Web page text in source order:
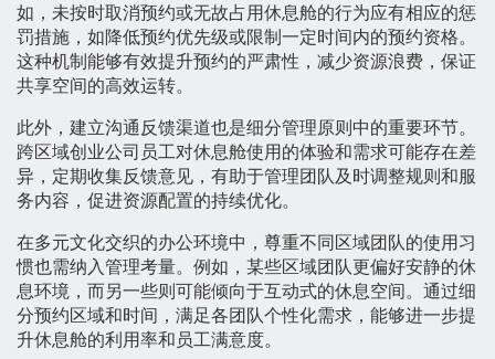
如，未按时取消预约或无故占用休息舱的行为应有相应的惩
罚措施，如降低预约优先级或限制一定时间内的预约资格。
这种机制能够有效提升预约的严肃性，减少资源浪费，保证
共享空间的高效运转。
此外，建立沟通反馈渠道也是细分管理原则中的重要环节。
跨区域创业公司员工对休息舱使用的体验和需求可能存在差
异，定期收集反馈意见，有助于管理团队及时调整规则和服
务内容，促进资源配置的持续优化。
在多元文化交织的办公环境中，尊重不同区域团队的使用习
惯也需纳入管理考量。例如，某些区域团队更偏好安静的休
息环境，而另一些则可能倾向于互动式的休息空间。通过细
分预约区域和时间，满足各团队个性化需求，能够进一步提
升休息舱的利用率和员工满意度。